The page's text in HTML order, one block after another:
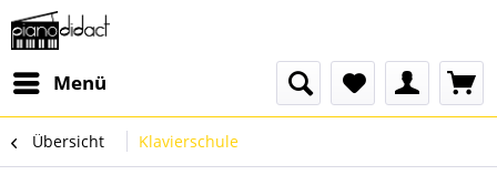
Menü
Übersicht Klavierschule